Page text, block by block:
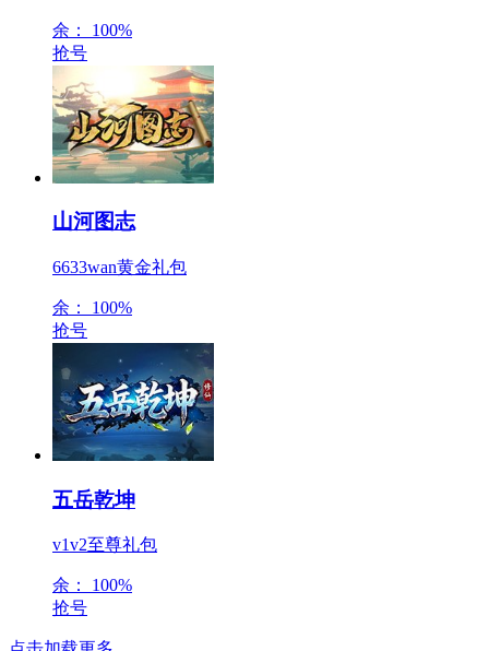
余：
100%
抢号
山河图志
6633wan黄金礼包
余：
100%
抢号
五岳乾坤
v1v2至尊礼包
余：
100%
抢号